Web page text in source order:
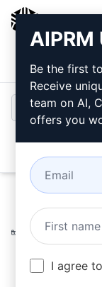
Home / Prompt
Prompts
Be the first
Receive
team on AI,
offers you
I agree